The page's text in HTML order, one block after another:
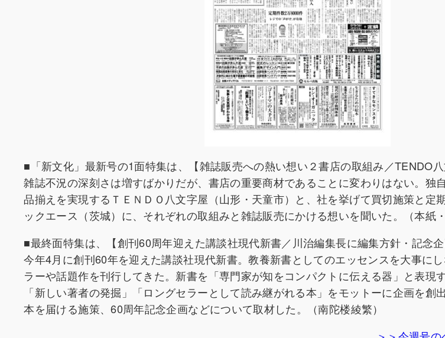
■「新文化」最新号の1面特集は、【雑誌販売への熱い想い２書店の取組み／TENDO八
雑誌不況の深刻さは増すばかりだが、書店の重要商材であることに変わりはない。独
品揃えを実現するＴＥＮＤＯ八文字屋（山形・天童市）と、社を挙げて買切施策と定
ックエース（茨城）に、それぞれの取組みと雑誌販売にかける想いを聞いた。（本紙
■最終面特集は、【創刊60周年迎えた講談社現代新書／川治編集長に編集方針・記念企
今年4月に創刊60年を迎えた講談社現代新書。教養新書としてのエッセンスを大事に
ラーや話題作を刊行してきた。新書を「専門家が知をコンパクトに伝える器」と表現
「新しい著者の発掘」「ロングセラーとして読み継がれる本」をモットーに企画を創
本を届ける施策、60周年記念企画などについて取材した。（南陀楼綾繁）